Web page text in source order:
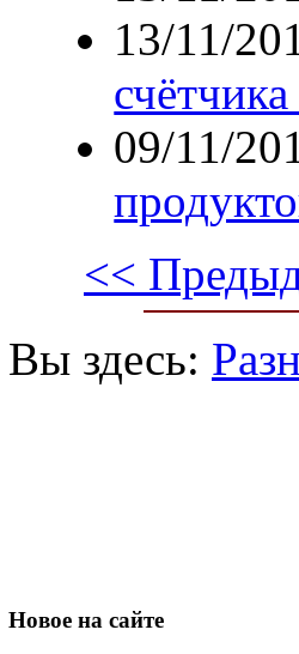
13/11/
09/11/
<<
Вы здесь:
Новое на сайте